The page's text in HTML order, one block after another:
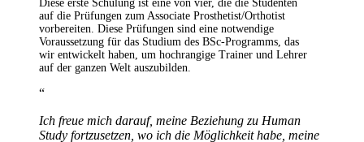
Diese erste Schulung ist eine von vier, die die Studenten
auf die Prüfungen zum Associate Prosthetist/Orthotist
vorbereiten. Diese Prüfungen sind eine notwendige
Voraussetzung für das Studium des BSc-Programms, das
wir entwickelt haben, um hochrangige Trainer und Lehrer
auf der ganzen Welt auszubilden.
“
Ich freue mich darauf, meine Beziehung zu Human
Study fortzusetzen, wo ich die Möglichkeit habe, meine